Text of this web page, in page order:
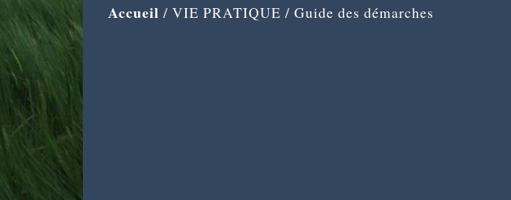
Accueil / VIE PRATIQUE / Guide des démarches